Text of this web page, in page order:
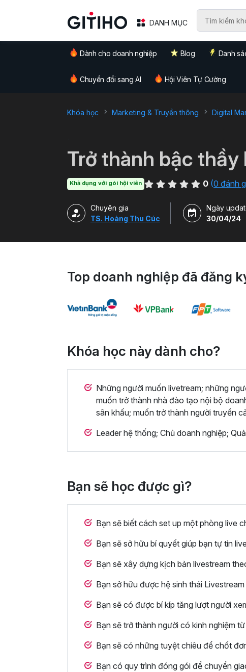
DANH MỤC
Dành cho doanh nghiệp Blog Danh
Chuyển đổi sang AI Hội Viên Tự Cường
Khóa học Marketing & Truyền thông Digital
Trở thành bậc thầy
Khả dụng với gói hội viên 0 (0 đánh
Chuyên gia
TS. Hoàng Thu Cúc
Ngày
30/04/24
Top doanh nghiệp đã đăng
Khóa học này dành cho?
Những người muốn livetream; những
muốn trở thành nhà đào tạo nội bộ
sân khấu; muốn trở thành người truyền
Leader hệ thống; Chủ doanh nghiệp;
Bạn sẽ học được gì?
Bạn sẽ biết cách set up một phòng live
Bạn sẽ sở hữu bí quyết giúp bạn tự tin
Bạn sẽ xây dựng kịch bản livestream
Bạn sở hữu được hệ sinh thái
Bạn sẽ có được bí kíp tăng lượt người
Bạn sẽ trở thành người có kinh nghiệm
Bạn sẽ có những tuyệt chiêu để chốt
Bạn có quy trình đóng gói để chuyển